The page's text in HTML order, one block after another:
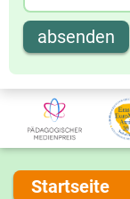
absenden
Startseite